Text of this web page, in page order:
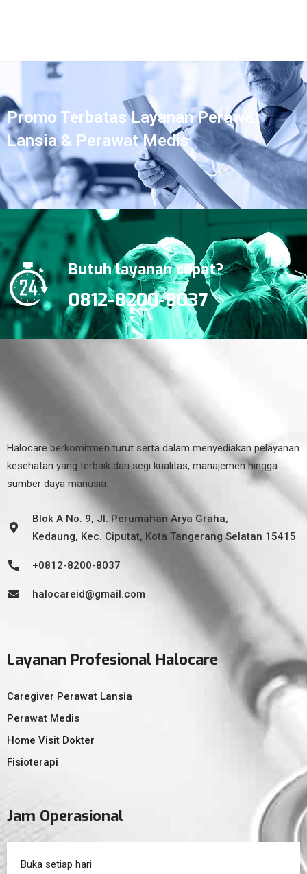
Promo Terbatas Layanan Perawat
Lansia & Perawat Medis
Butuh layanan cepat?
0812-8200-8037
Halocare berkomitmen turut serta dalam menyediakan pelayanan
kesehatan yang terbaik dari segi kualitas, manajemen hingga
sumber daya manusia.
Blok A No. 9, Jl. Perumahan Arya Graha,
Kedaung, Kec. Ciputat, Kota Tangerang Selatan 15415
+0812-8200-8037
halocareid@gmail.com
Layanan Profesional Halocare
Caregiver Perawat Lansia
Perawat Medis
Home Visit Dokter
Fisioterapi
Jam Operasional
Buka setiap hari